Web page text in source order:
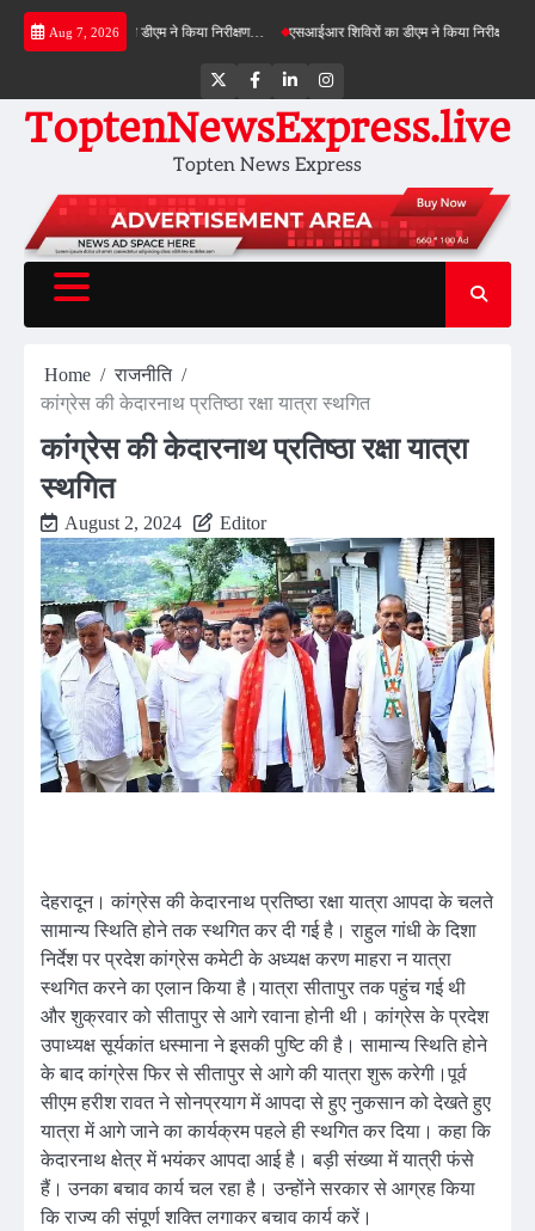
Skip
Aug 7, 2026
बाईपास का डीएम ने किया निरीक्षण… एसआईआर शिविरों का डीएम ने किया निरीक्षण, बोले—कोई
TwitterFacebookLinkedInInstagram
ToptenNewsExpress.live
Topten News Express
Home
राजनीति
कांग्रेस की केदारनाथ प्रतिष्ठा रक्षा यात्रा स्थगित
कांग्रेस की केदारनाथ प्रतिष्ठा रक्षा यात्रा
स्थगित
August 2, 2024 Editor
देहरादून। कांग्रेस की केदारनाथ प्रतिष्ठा रक्षा यात्रा आपदा के चलते
सामान्य स्थिति होने तक स्थगित कर दी गई है। राहुल गांधी के दिशा
निर्देश पर प्रदेश कांग्रेस कमेटी के अध्यक्ष करण माहरा न यात्रा
स्थगित करने का एलान किया है।यात्रा सीतापुर तक पहुंच गई थी
और शुक्रवार को सीतापुर से आगे रवाना होनी थी। कांग्रेस के प्रदेश
उपाध्यक्ष सूर्यकांत धस्माना ने इसकी पुष्टि की है। सामान्य स्थिति होने
के बाद कांग्रेस फिर से सीतापुर से आगे की यात्रा शुरू करेगी।पूर्व
सीएम हरीश रावत ने सोनप्रयाग में आपदा से हुए नुकसान को देखते हुए
यात्रा में आगे जाने का कार्यक्रम पहले ही स्थगित कर दिया। कहा कि
केदारनाथ क्षेत्र में भयंकर आपदा आई है। बड़ी संख्या में यात्री फंसे
हैं। उनका बचाव कार्य चल रहा है। उन्होंने सरकार से आग्रह किया
कि राज्य की संपूर्ण शक्ति लगाकर बचाव कार्य करें।